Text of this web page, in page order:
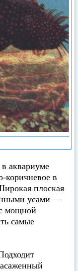
аквариуме
коричневое в
плоская
усами —
мощной
самые